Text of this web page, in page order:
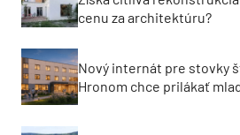
cenu za architektúru?
Nový internát pre stovky
Hronom chce prilákať